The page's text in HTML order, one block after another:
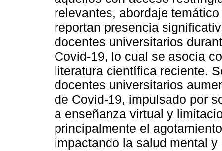
relevantes, abordaje
reportan presencia
docentes universitarios
Covid-19, lo cual se asocia
literatura científica reciente.
docentes universitarios
de Covid-19, impulsado por
a enseñanza virtual y
principalmente el
impactando la salud mental